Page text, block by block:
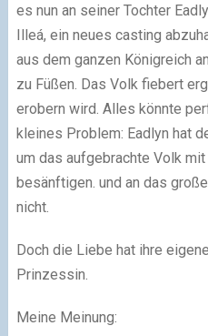
es nun an seiner Tochter
Illeá, ein neues casting
aus dem ganzen Königreich
zu Füßen. Das Volk fiebert
erobern wird. Alles könnte
kleines Problem: Eadlyn hat
um das aufgebrachte Volk
besänftigen. und an das
nicht.
Doch die Liebe hat ihre
Prinzessin.
Meine Meinung: